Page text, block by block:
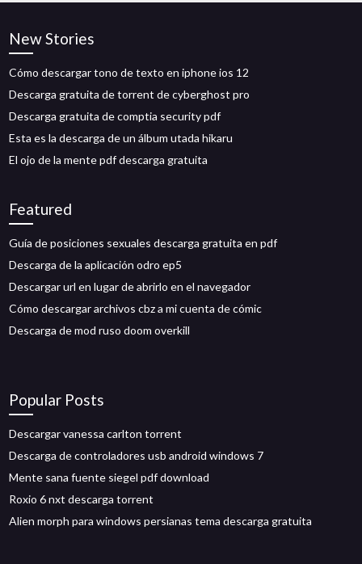
New Stories
Cómo descargar tono de texto en iphone ios 12
Descarga gratuita de torrent de cyberghost pro
Descarga gratuita de comptia security pdf
Esta es la descarga de un álbum utada hikaru
El ojo de la mente pdf descarga gratuita
Featured
Guía de posiciones sexuales descarga gratuita en pdf
Descarga de la aplicación odro ep5
Descargar url en lugar de abrirlo en el navegador
Cómo descargar archivos cbz a mi cuenta de cómic
Descarga de mod ruso doom overkill
Popular Posts
Descargar vanessa carlton torrent
Descarga de controladores usb android windows 7
Mente sana fuente siegel pdf download
Roxio 6 nxt descarga torrent
Alien morph para windows persianas tema descarga gratuita